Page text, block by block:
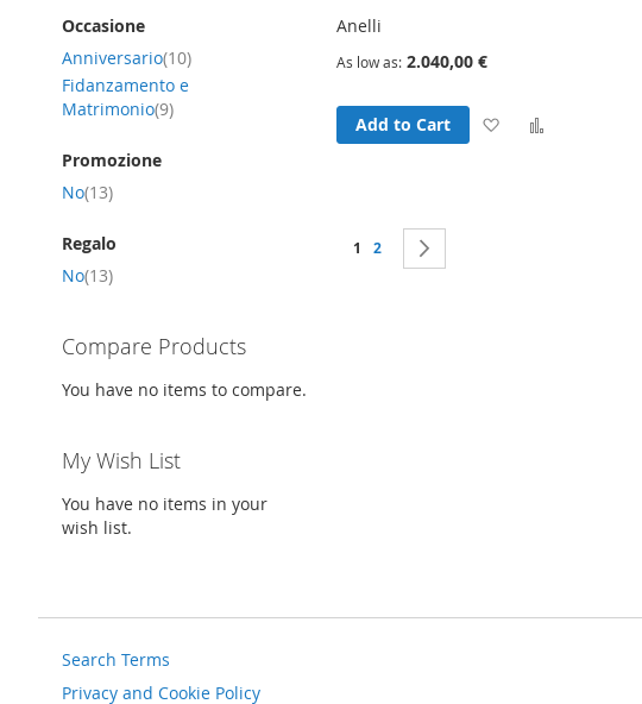
Anelli
As low as 2.040,00 €
Add to Cart
Add
Page
You're currently reading page
1 Page
2
Occasione
Anniversario 10item
Fidanzamento e
Matrimonio 9item
Promozione
No 13item
Regalo
No 13item
Compare Products
You have no items to compare.
My Wish List
You have no items in your
wish list.
Search Terms
Privacy and Cookie Policy